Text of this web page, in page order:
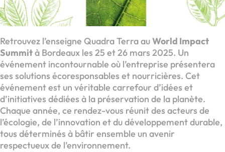
Retrouvez l’enseigne Quadra Terra auWorld Impact
Summità Bordeaux les 25 et 26 mars 2025. Un
événement incontournable où l’entreprise présentera
ses solutions écoresponsables et nourricières. Cet
événement est un véritable carrefour d’idées et
d’initiatives dédiées à la préservation de la planète.
Chaque année, ce rendez-vous réunit des acteurs de
l’écologie, de l’innovation et du développement durable,
tous déterminés à bâtir ensemble un avenir
respectueux de l’environnement.